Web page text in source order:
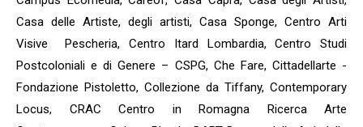
Casa delle Artiste, degli artisti, Casa Sponge, Centro Arti
Visive Pescheria, Centro Itard Lombardia, Centro Studi
Postcoloniali e di Genere – CSPG, Che Fare, Cittadellarte -
Fondazione Pistoletto, Collezione da Tiffany, Contemporary
Locus, CRAC Centro in Romagna Ricerca Arte